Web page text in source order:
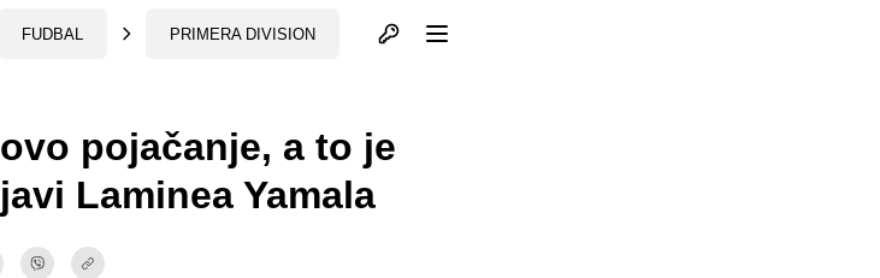
FUDBAL PRIMERA DIVISION Otvori profil
pojačanje, a to je
Laminea Yamala